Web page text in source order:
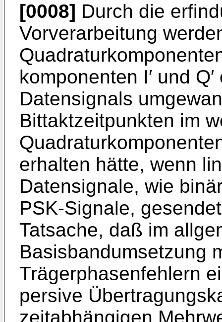
[0008] Durch die
Vorverarbeitung
komponenten I′ und
Datensignals
Bittaktzeitpunkten im
erhalten hätte, wenn
Datensignale, wie
PSK-Signale,
Tatsache, daß im
Basisbandumsetzung
Trägerphasenfehlern
persive
zeitabhängigen